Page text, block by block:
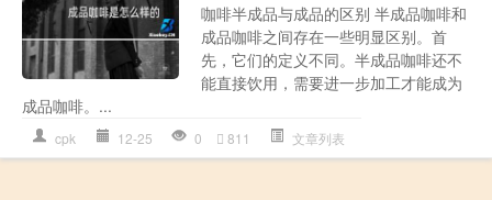
咖啡半成品与成品的区别 半成品咖啡和
成品咖啡之间存在一些明显区别。首
先，它们的定义不同。半成品咖啡还不
能直接饮用，需要进一步加工才能成为
成品咖啡。...
cpk 12-25 0 811 文章列表